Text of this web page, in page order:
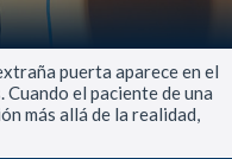
puerta aparece en el
el paciente de una
más allá de la realidad,